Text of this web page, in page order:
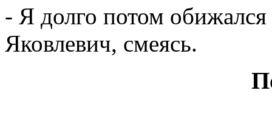
- Я долго потом
Яковлевич, смеясь.